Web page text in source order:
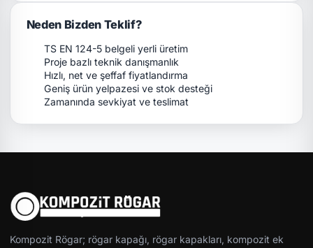
Neden Bizden Teklif?
TS EN 124-5 belgeli yerli üretim
Proje bazlı teknik danışmanlık
Hızlı, net ve şeffaf fiyatlandırma
Geniş ürün yelpazesi ve stok desteği
Zamanında sevkiyat ve teslimat
Kompozit Rögar; rögar kapağı, rögar kapakları, kompozit ek